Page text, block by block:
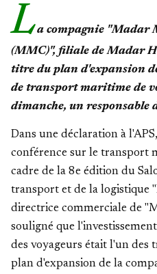
La compagnie "Madar
(MMC)", filiale de Madar
titre du plan d'expansion
de transport maritime de
dimanche, un responsable
Dans une déclaration à
conférence sur le transport
cadre de la 8e édition du
transport et de la logistique
directrice commerciale de
souligné que
des voyageurs était l'un des
plan d'expansion de la